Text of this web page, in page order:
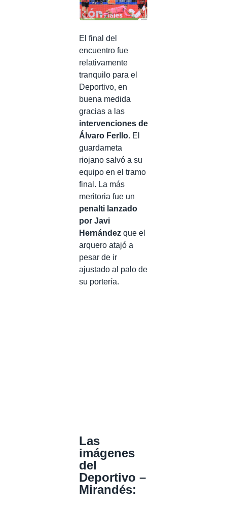
El final del
encuentro fue
relativamente
tranquilo para el
Deportivo, en
buena medida
gracias a las
intervenciones de
Álvaro Ferllo. El
guardameta
riojano salvó a su
equipo en el tramo
final. La más
meritoria fue un
penalti lanzado
por Javi
Hernández que el
arquero atajó a
pesar de ir
ajustado al palo de
su portería.
Las
imágenes
del
Deportivo –
Mirandés: